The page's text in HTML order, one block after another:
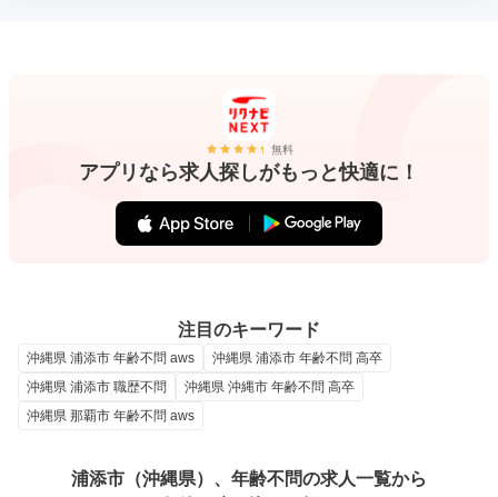
無料
アプリなら求人探しがもっと快適に！
注目のキーワード
沖縄県 浦添市 年齢不問 aws
沖縄県 浦添市 年齢不問 高卒
沖縄県 浦添市 職歴不問
沖縄県 沖縄市 年齢不問 高卒
沖縄県 那覇市 年齢不問 aws
浦添市（沖縄県）、年齢不問の求人一覧から